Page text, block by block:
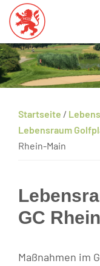
Skip
to
main
content
Zur
Hauptsidebar
springen
Zur
Fußzeile
springen
Hessischer
Golfverband
HGV
Website
Startseite /
Lebensraum
Rhein-Main
GC
Maßnahmen im